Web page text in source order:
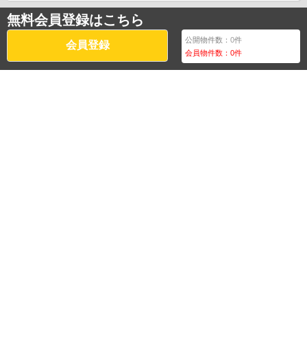
無料会員登録はこちら
会員登録 公開物件数：0件
会員物件数：0件